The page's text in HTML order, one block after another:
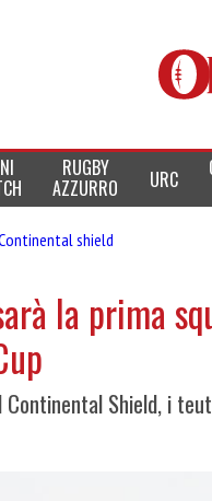
RUGBY
AZZURRO URC
shield
la prima
Shield, i